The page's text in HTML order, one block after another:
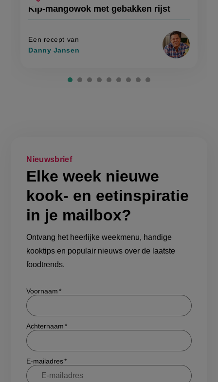
Kip-mangowok met gebakken rijst
met
rijst'
Een recept van
Danny Jansen
Sla
recept
kip-
mangowok
met
rijst
Nieuwsbrief
Elke week nieuwe
kook- en eetinspiratie
in je mailbox?
Ontvang het heerlijke weekmenu, handige
kooktips en populair nieuws over de laatste
foodtrends.
Show/hide
Voornaam
Achternaam
E-mailadres